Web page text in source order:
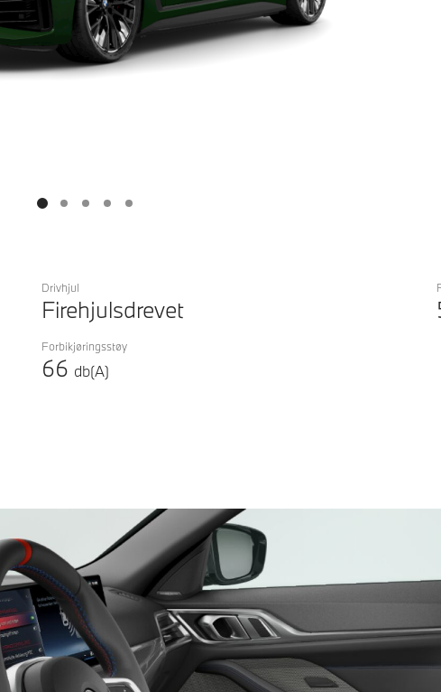
Drivhjul
Firehjulsdrevet
Forbikjøringsstøy
66 db(A)